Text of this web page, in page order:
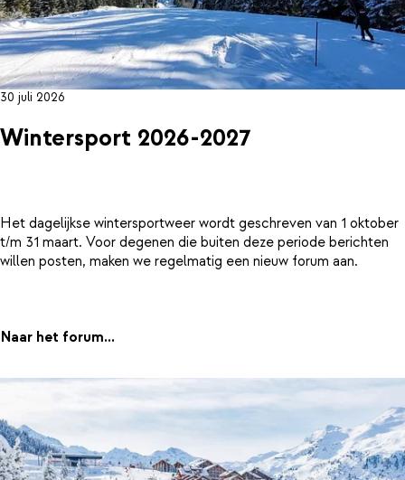
30 juli 2026
Wintersport 2026-2027
Het dagelijkse wintersportweer wordt geschreven van 1 oktober
t/m 31 maart. Voor degenen die buiten deze periode berichten
willen posten, maken we regelmatig een nieuw forum aan.
Naar het forum...